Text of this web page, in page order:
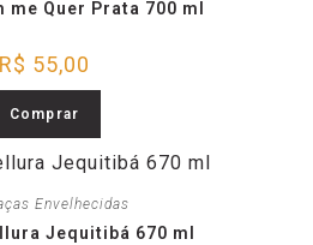
me Quer Prata 700 ml
R$ 55,00
Comprar
Envelhecidas
Jequitibá 670 ml